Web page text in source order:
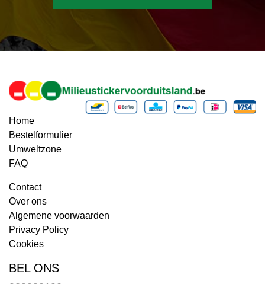
Home
Bestelformulier
Umweltzone
FAQ
Contact
Over ons
Algemene voorwaarden
Privacy Policy
Cookies
BEL ONS